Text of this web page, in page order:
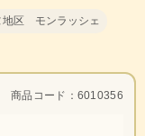
地区 モンラッシェ
商品コード：6010356